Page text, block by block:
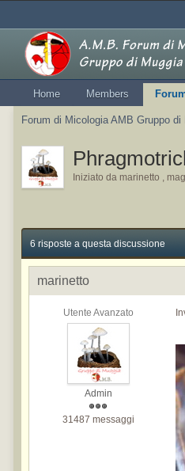
Home Members
Forum di Micologia AMB Gruppo
Iniziato da marinetto ,
6 risposte a questa discussione
marinetto
Utente Avanzato
Admin
31487 messaggi